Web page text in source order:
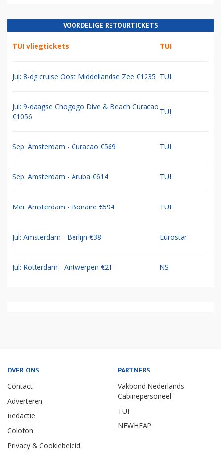
VOORDELIGE RETOURTICKETS
TUI vliegtickets TUI
Jul: 8-dg cruise Oost Middellandse Zee €1235 TUI
Jul: 9-daagse Chogogo Dive & Beach Curacao
€1056
TUI
Sep: Amsterdam - Curacao €569 TUI
Sep: Amsterdam - Aruba €614 TUI
Mei: Amsterdam - Bonaire €594 TUI
Jul: Amsterdam - Berlijn €38 Eurostar
Jul: Rotterdam - Antwerpen €21 NS
OVER ONS
Contact
Adverteren
Redactie
Colofon
Privacy & Cookiebeleid
PARTNERS
Vakbond Nederlands
Cabinepersoneel
TUI
NEWHEAP